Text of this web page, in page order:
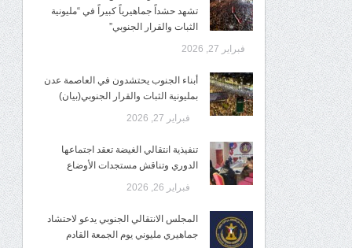
تشهد حشداً جماهيرياً كبيراً في “مليونية
الثبات والقرار الجنوبي”
فبراير 27, 2026
أبناء الجنوب يحتشدون في العاصمة عدن
بمليونية الثبات والقرار الجنوبي(بيان)
فبراير 27, 2026
تنفيذية انتقالي الغيضة تعقد اجتماعها
الدوري وتناقش مستجدات الأوضاع
فبراير 26, 2026
المجلس الانتقالي الجنوبي يدعو لاحتشاد
جماهيري مليوني يوم الجمعة القادم